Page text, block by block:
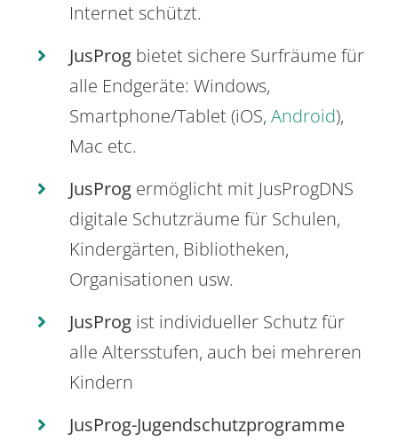
Internet schützt.
JusProg bietet sichere Surfräume für
alle Endgeräte: Windows,
Smartphone/Tablet (iOS, Android),
Mac etc.
JusProg ermöglicht mit JusProgDNS
digitale Schutzräume für Schulen,
Kindergärten, Bibliotheken,
Organisationen usw.
JusProg ist individueller Schutz für
alle Altersstufen, auch bei mehreren
Kindern
JusProg-Jugendschutzprogramme